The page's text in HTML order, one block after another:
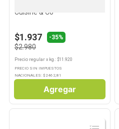
Cuisine & Co
$1.937 -35%
$2.980
Precio regular x kg.: $11.920
PRECIO SIN IMPUESTOS
NACIONALES: $ 2462,81
Agregar